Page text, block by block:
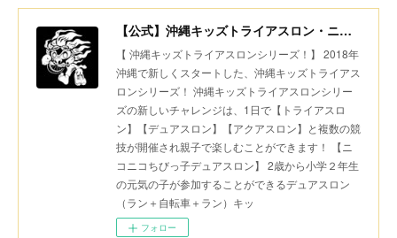
【公式】沖縄キッズトライアスロン・ニコニコちびっ子デュアスロン・美ら島スポーツ
【 沖縄キッズトライアスロンシリーズ！】 2018年
沖縄で新しくスタートした、沖縄キッズトライアス
ロンシリーズ！ 沖縄キッズトライアスロンシリー
ズの新しいチャレンジは、1日で【トライアスロ
ン】【デュアスロン】【アクアスロン】と複数の競
技が開催され親子で楽しむことができます！ 【ニ
コニコちびっ子デュアスロン】 2歳から小学２年生
の元気の子が参加することができるデュアスロン
（ラン＋自転車＋ラン）キッ
フォロー